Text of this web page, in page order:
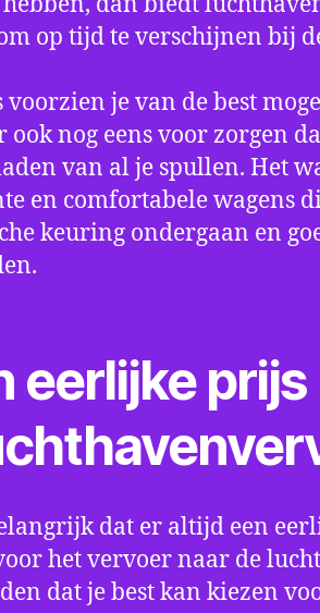
op tijd te verschijnen bij
je van de best
ook nog eens voor zorgen
van al je spullen. Het
en comfortabele wagens
keuring ondergaan en
eerlijke prijs
dat er altijd een
het vervoer naar de
dat je best kan kiezen